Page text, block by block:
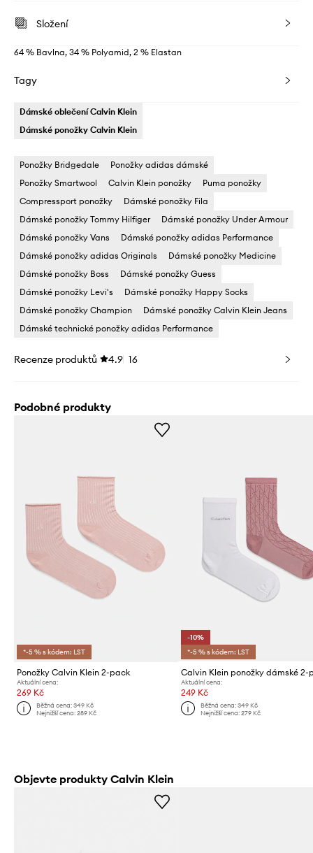
Složení
64 % Bavlna, 34 % Polyamid, 2 % Elastan
Tagy
Dámské oblečení Calvin Klein
Dámské ponožky Calvin Klein
Ponožky Bridgedale
Ponožky adidas dámské
Ponožky Smartwool
Calvin Klein ponožky
Puma ponožky
Compressport ponožky
Dámské ponožky Fila
Dámské ponožky Tommy Hilfiger
Dámské ponožky Under Armour
Dámské ponožky Vans
Dámské ponožky adidas Performance
Dámské ponožky adidas Originals
Dámské ponožky Medicine
Dámské ponožky Boss
Dámské ponožky Guess
Dámské ponožky Levi's
Dámské ponožky Happy Socks
Dámské ponožky Champion
Dámské ponožky Calvin Klein Jeans
Dámské technické ponožky adidas Performance
Recenze produktů 4.9 16
Podobné produkty
*-5 % s kódem: LST
Ponožky Calvin Klein 2-pack
Aktuální cena:
269 Kč
Běžná cena:349 Kč
Nejnižší cena:289 Kč
-10%
*-5 % s kódem: LST
Calvin Klein ponožky dámské 2-
Aktuální cena:
249 Kč
Běžná cena: 349 Kč
Nejnižší cena: 279 Kč
Objevte produkty Calvin Klein